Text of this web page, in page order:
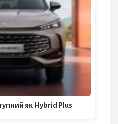
як Hybrid Plus